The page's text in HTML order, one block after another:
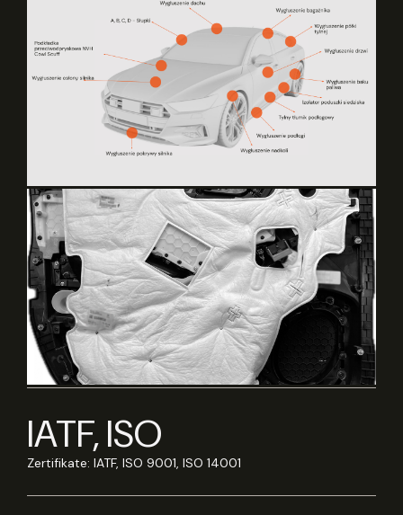
IATF, ISO
Zertifikate: IATF, ISO 9001, ISO 14001